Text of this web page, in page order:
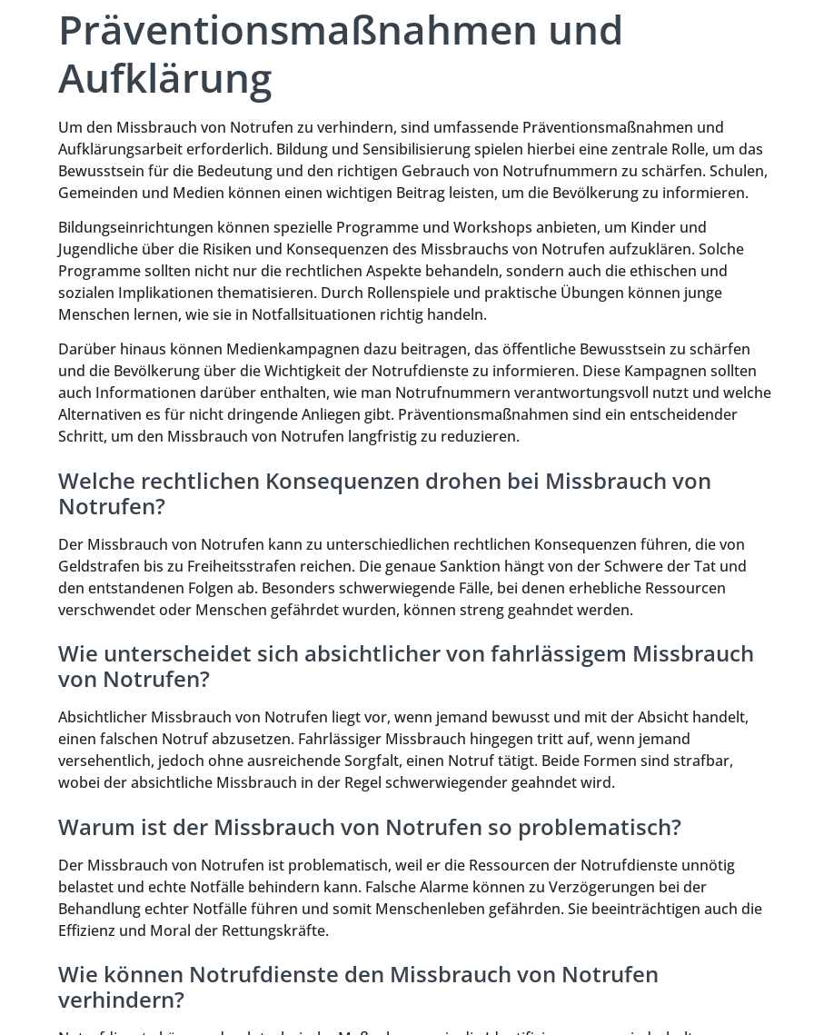
Präventionsmaßnahmen und
Aufklärung
Um den Missbrauch von Notrufen zu verhindern, sind umfassende Präventionsmaßnahmen und
Aufklärungsarbeit erforderlich. Bildung und Sensibilisierung spielen hierbei eine zentrale Rolle, um das
Bewusstsein für die Bedeutung und den richtigen Gebrauch von Notrufnummern zu schärfen. Schulen,
Gemeinden und Medien können einen wichtigen Beitrag leisten, um die Bevölkerung zu informieren.
Bildungseinrichtungen können spezielle Programme und Workshops anbieten, um Kinder und
Jugendliche über die Risiken und Konsequenzen des Missbrauchs von Notrufen aufzuklären. Solche
Programme sollten nicht nur die rechtlichen Aspekte behandeln, sondern auch die ethischen und
sozialen Implikationen thematisieren. Durch Rollenspiele und praktische Übungen können junge
Menschen lernen, wie sie in Notfallsituationen richtig handeln.
Darüber hinaus können Medienkampagnen dazu beitragen, das öffentliche Bewusstsein zu schärfen
und die Bevölkerung über die Wichtigkeit der Notrufdienste zu informieren. Diese Kampagnen sollten
auch Informationen darüber enthalten, wie man Notrufnummern verantwortungsvoll nutzt und welche
Alternativen es für nicht dringende Anliegen gibt. Präventionsmaßnahmen sind ein entscheidender
Schritt, um den Missbrauch von Notrufen langfristig zu reduzieren.
Welche rechtlichen Konsequenzen drohen bei Missbrauch von
Notrufen?
Der Missbrauch von Notrufen kann zu unterschiedlichen rechtlichen Konsequenzen führen, die von
Geldstrafen bis zu Freiheitsstrafen reichen. Die genaue Sanktion hängt von der Schwere der Tat und
den entstandenen Folgen ab. Besonders schwerwiegende Fälle, bei denen erhebliche Ressourcen
verschwendet oder Menschen gefährdet wurden, können streng geahndet werden.
Wie unterscheidet sich absichtlicher von fahrlässigem Missbrauch
von Notrufen?
Absichtlicher Missbrauch von Notrufen liegt vor, wenn jemand bewusst und mit der Absicht handelt,
einen falschen Notruf abzusetzen. Fahrlässiger Missbrauch hingegen tritt auf, wenn jemand
versehentlich, jedoch ohne ausreichende Sorgfalt, einen Notruf tätigt. Beide Formen sind strafbar,
wobei der absichtliche Missbrauch in der Regel schwerwiegender geahndet wird.
Warum ist der Missbrauch von Notrufen so problematisch?
Der Missbrauch von Notrufen ist problematisch, weil er die Ressourcen der Notrufdienste unnötig
belastet und echte Notfälle behindern kann. Falsche Alarme können zu Verzögerungen bei der
Behandlung echter Notfälle führen und somit Menschenleben gefährden. Sie beeinträchtigen auch die
Effizienz und Moral der Rettungskräfte.
Wie können Notrufdienste den Missbrauch von Notrufen
verhindern?